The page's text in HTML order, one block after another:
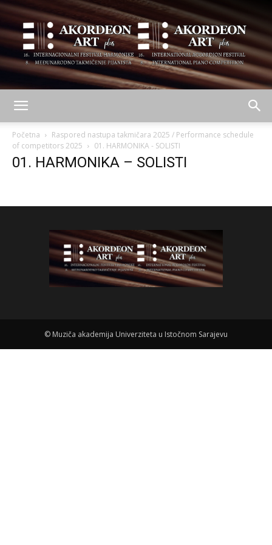
ART
Početna
Raspored nastupa takmičara 2025 / Performance schedule
of competitors 2025
01. HARMONIKA - SOLISTI
01. HARMONIKA – SOLISTI
© Muziča akademija Univerziteta u Istočnom Sarajevu